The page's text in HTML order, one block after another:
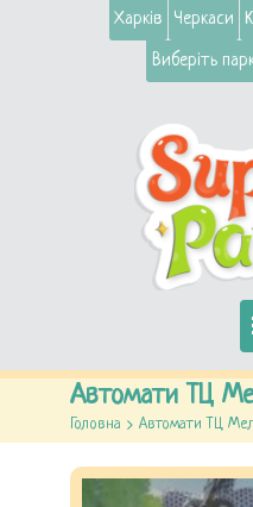
Черкаси
Харків
Виберіть
Головна
Автомати
Атракціони
Автомати ТЦ
Головна > Автомати ТЦ